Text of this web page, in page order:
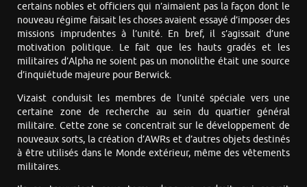
certains nobles et officiers qui n’aimaient pas la façon dont le
nouveau régime faisait les choses avaient essayé d’imposer des
missions imprudentes à l’unité. En bref, il s’agissait d’une
motivation politique. Le fait que les hauts gradés et les
militaires d’Alpha ne soient pas un monolithe était une source
d’inquiétude majeure pour Berwick.
Vizaist conduisit les membres de l’unité spéciale vers une
certaine zone de recherche au sein du quartier général
militaire. Cette zone se concentrait sur le développement de
nouveaux sorts, la création d’AWRs et d’autres objets destinés
à être utilisés dans le Monde extérieur, même des vêtements
militaires.